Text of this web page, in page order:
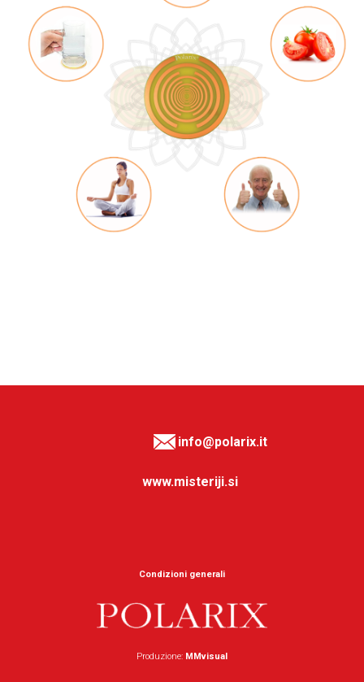
info@polarix.it
www.misteriji.si
Condizioni generali
Produzione: MMvisual